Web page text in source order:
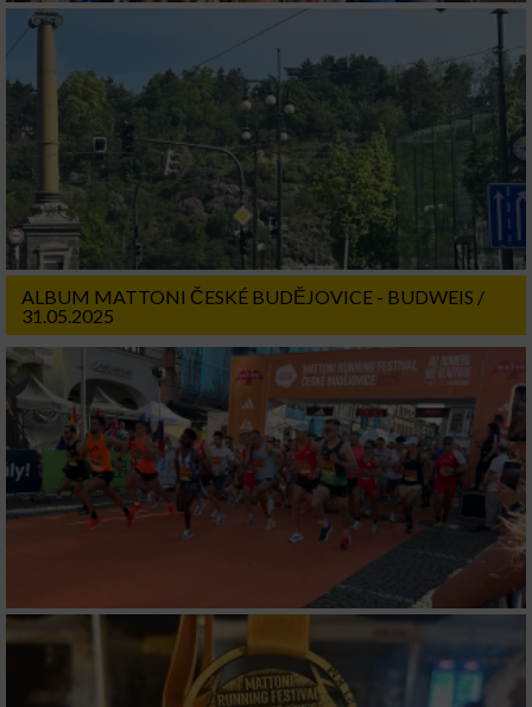
ALBUM MATTONI ČESKÉ BUDĚJOVICE - BUDWEIS /
31.05.2025
Verwendung genauer Standortdaten
Geräte anhand von aktiv angeforderten
Informationen identifizieren
Nicht-IAB-Verarbeitungszwecke:
Notwendig
Performance
Funktional
Werbung